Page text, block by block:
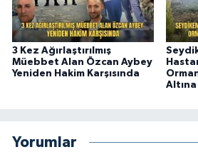
3 Kez Ağırlaştırılmış
Müebbet Alan Özcan Aybey
Yeniden Hakim Karşısında
Altına
Yorumlar